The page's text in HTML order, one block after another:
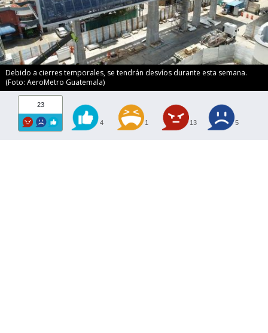
Debido a cierres temporales, se tendrán desvíos durante esta semana.
(Foto: AeroMetro Guatemala)
23
4 1 13 5